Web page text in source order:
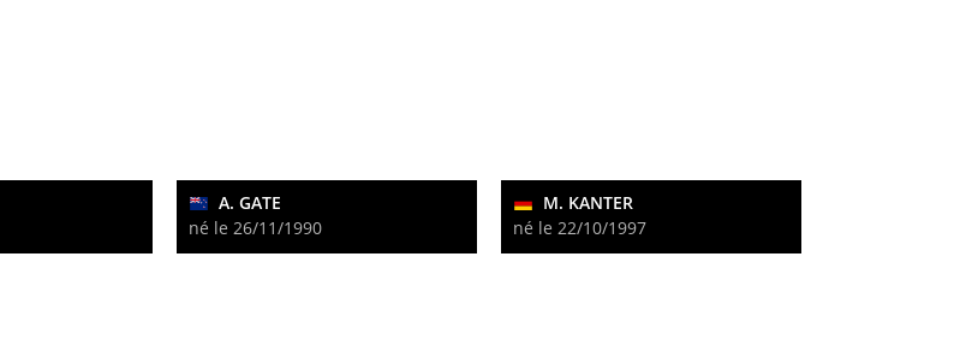
A. GATE
né le 26/11/1990
M. KANTER
né le 22/10/1997